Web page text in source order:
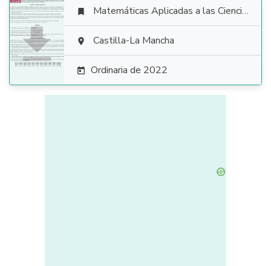

 Matemáticas Aplicadas a las Ciencias Sociales
 Castilla-La Mancha
 Ordinaria de 2022